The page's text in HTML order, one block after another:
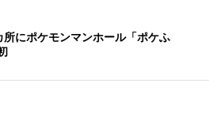
にポケモンマンホール「ポケふ